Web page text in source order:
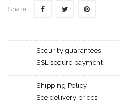
Share
Security guarantees
SSL secure payment
Shipping Policy
See delivery prices